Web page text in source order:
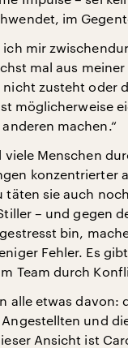
im
ich mir
mal aus meiner
nicht zusteht oder
möglicherweise
machen.“
viele Menschen
konzentrierter
täten sie auch
– und gegen
bin,
Fehler. Es
Team durch
alle etwas davon:
und
Ansicht ist